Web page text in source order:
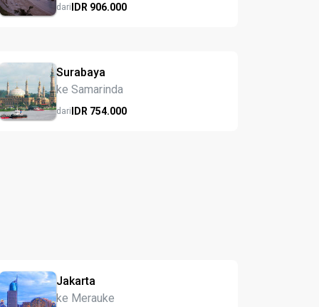
dariIDR 906.000
Surabaya
ke Samarinda
dariIDR 754.000
Jakarta
ke Merauke